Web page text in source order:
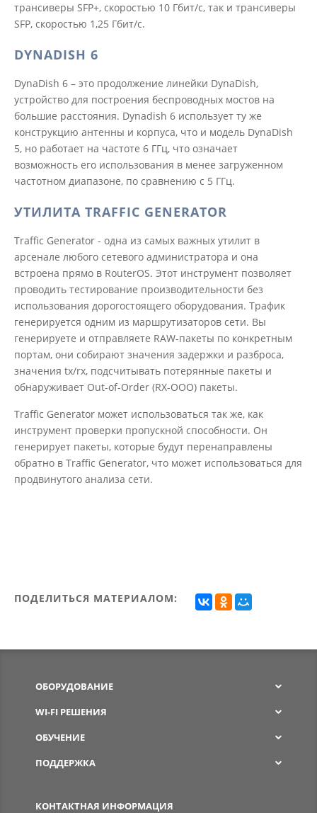
трансиверы SFP+, скоростью 10 Гбит/с, так и трансиверы
SFP, скоростью 1,25 Гбит/с.
DYNADISH 6
DynaDish 6 – это продолжение линейки DynaDish,
устройство для построения беспроводных мостов на
большие расстояния. Dynadish 6 использует ту же
конструкцию антенны и корпуса, что и модель DynaDish
5, но работает на частоте 6 ГГц, что означает
возможность его использования в менее загруженном
частотном диапазоне, по сравнению с 5 ГГц.
УТИЛИТА TRAFFIC GENERATOR
Traffic Generator - одна из самых важных утилит в
арсенале любого сетевого администратора и она
встроена прямо в RouterOS. Этот инструмент позволяет
проводить тестирование производительности без
использования дорогостоящего оборудования. Трафик
генерируется одним из маршрутизаторов сети. Вы
генерируете и отправляете RAW-пакеты по конкретным
портам, они собирают значения задержки и разброса,
значения tx/rx, подсчитывать потерянные пакеты и
обнаруживает Out-of-Order (RX-OOO) пакеты.
Traffic Generator может использоваться так же, как
инструмент проверки пропускной способности. Он
генерирует пакеты, которые будут перенаправлены
обратно в Traffic Generator, что может использоваться для
продвинутого анализа сети.
ПОДЕЛИТЬСЯ МАТЕРИАЛОМ:
КОНТАКТНАЯ ИНФОРМАЦИЯ
ОБОРУДОВАНИЕ
WI-FI РЕШЕНИЯ
ОБУЧЕНИЕ
ПОДДЕРЖКА